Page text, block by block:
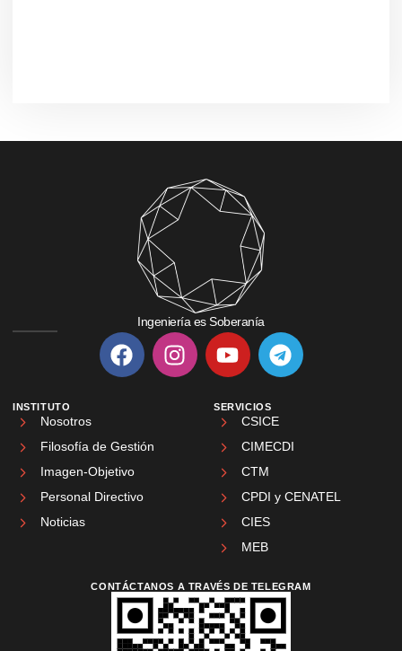
Ingeniería es Soberanía
INSTITUTO
Nosotros
Filosofía de Gestión
Imagen-Objetivo
Personal Directivo
Noticias
SERVICIOS
CSICE
CIMECDI
CTM
CPDI y CENATEL
CIES
MEB
CONTÁCTANOS A TRAVÉS DE TELEGRAM